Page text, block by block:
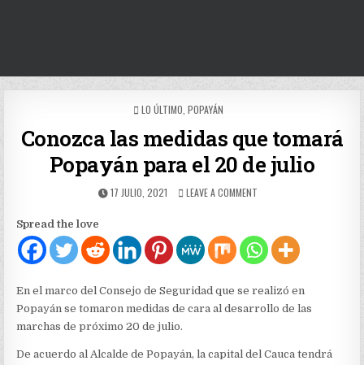
POSTED
LO ÚLTIMO POPAYÁN
Conozca las medidas que tomará
Popayán para el 20 de julio
PUBLISHED
17 JULIO, 2021 LEAVE A COMMENT
MEDIDAS
QUE
TOMARÁ
PARA
20
Spread the love
En el marco del Consejo de Seguridad que se realizó en
Popayán se tomaron medidas de cara al desarrollo de las
marchas de próximo 20 de julio.
De acuerdo al Alcalde de Popayán, la capital del Cauca tendrá